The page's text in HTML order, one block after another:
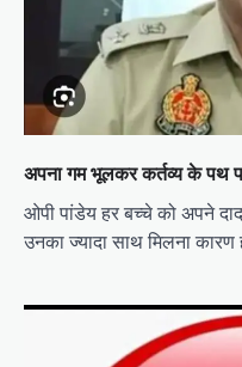
अपना गम भूलकर कर्तव्य के पथ
ओपी पांडेय हर बच्चे को अपने
उनका ज्यादा साथ मिलना